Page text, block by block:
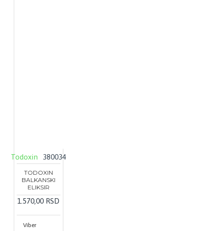
Todoxin 380034
TODOXIN
BALKANSKI
ELIKSIR
1.570,00 RSD
Viber